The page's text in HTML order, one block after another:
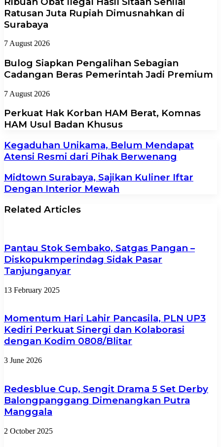
Ratusan Juta Rupiah Dimusnahkan di
Surabaya
7 August 2026
Bulog Siapkan Pengalihan Sebagian
Cadangan Beras Pemerintah Jadi Premium
7 August 2026
Perkuat Hak Korban HAM Berat, Komnas
HAM Usul Badan Khusus
Kegaduhan Unikama, Belum Mendapat
Atensi Resmi dari Pihak Berwenang
Midtown Surabaya, Sajikan Kuliner Iftar
Dengan Interior Mewah
Related Articles
Pantau Stok Sembako, Satgas Pangan –
Diskopukmperindag Sidak Pasar
Tanjunganyar
13 February 2025
Momentum Hari Lahir Pancasila, PLN UP3
Kediri Perkuat Sinergi dan Kolaborasi
dengan Kodim 0808/Blitar
3 June 2026
Redesblue Cup, Sengit Drama 5 Set Derby
Balongpanggang Dimenangkan Putra
Manggala
2 October 2025